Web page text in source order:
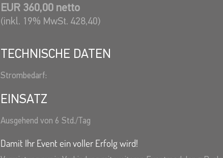
EUR 360,00 netto
(inkl. 19% MwSt. 428,40)
TECHNISCHE DATEN
Strombedarf:
EINSATZ
Ausgehend von 6 Std./Tag
Damit Ihr Event ein voller Erfolg wird!